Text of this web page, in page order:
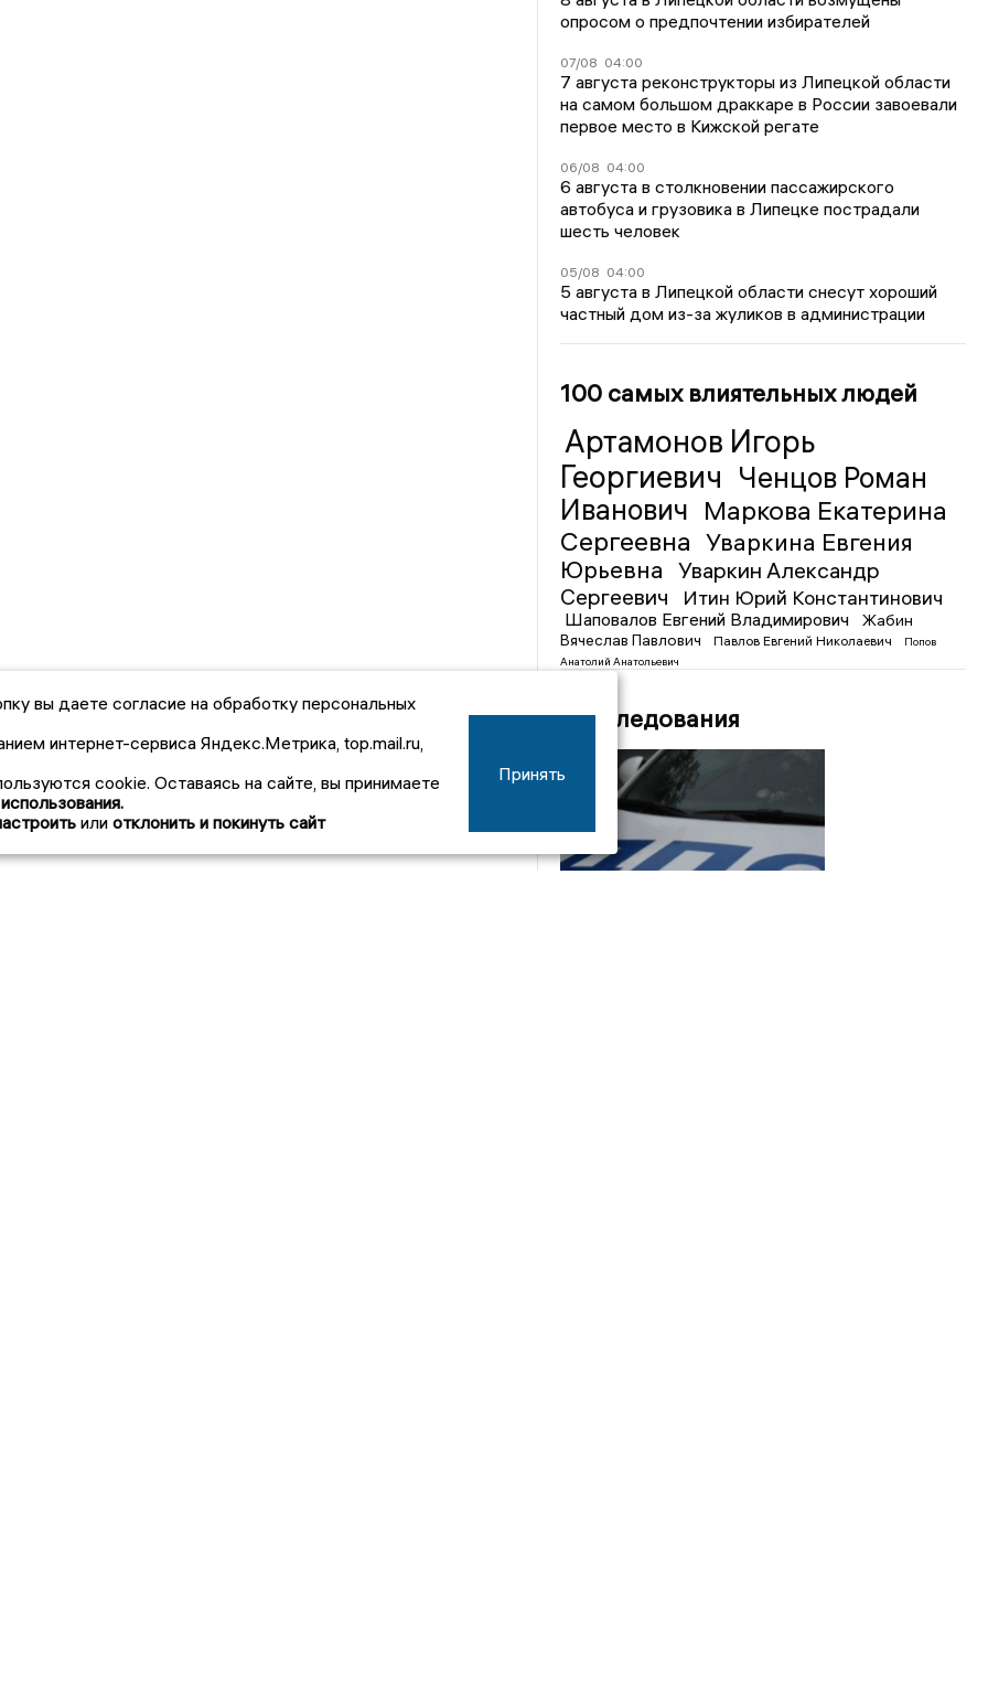
опросом о предпочтении избирателей
07/08 04:00
7 августа реконструкторы из Липецкой области
на самом большом драккаре в России завоевали
первое место в Кижской регате
06/08 04:00
6 августа в столкновении пассажирского
автобуса и грузовика в Липецке пострадали
шесть человек
05/08 04:00
5 августа в Липецкой области снесут хороший
частный дом из-за жуликов в администрации
100 самых влиятельных людей
Артамонов Игорь
Георгиевич Ченцов Роман
Иванович Маркова Екатерина
Сергеевна Уваркина Евгения
Юрьевна
Уваркин Александр
Сергеевич
Итин Юрий Константинович
Шаповалов Евгений Владимирович
Жабин
Вячеслав Павлович
Павлов Евгений Николаевич
Попов
Анатолий Анатольевич
Расследования
вы даете согласие на обработку персональных
интернет-сервиса Яндекс.Метрика, top.mail.ru,
cookie. Оставаясь на сайте, вы принимаете
или отклонить и покинуть сайт
Принять